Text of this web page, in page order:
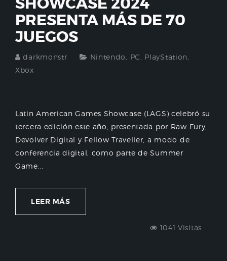
PRESENTA MÁS DE 70
JUEGOS
darkmonstr Nintendo, PC, PlayStation,
Xbox
Latin American Games Showcase (LAGS) celebró su
tercera edición este año, presentada por Raw Fury,
Devolver Digital y Fellow Traveller, a modo de
conferencia digital, como parte de Summer
Game...
LEER MÁS
1041 Visitas